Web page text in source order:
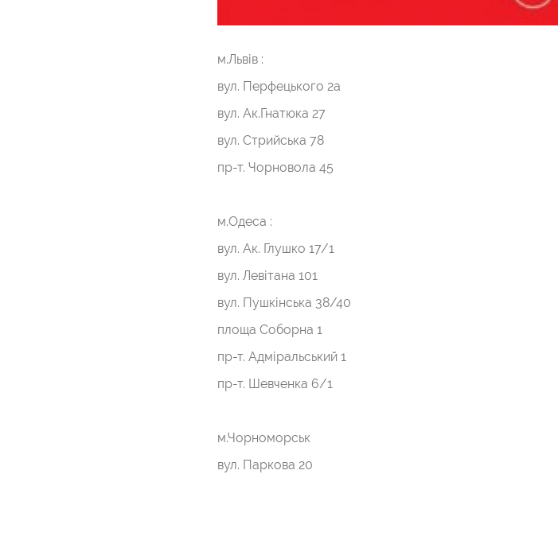
м.Львів :
вул. Перфецького 2а
вул. Ак.Гнатюка 27
вул. Стрийська 78
пр-т. Чорновола 45
м.Одеса :
вул. Ак. Глушко 17/1
вул. Левітана 101
вул. Пушкінська 38/40
площа Соборна 1
пр-т. Адміральський 1
пр-т. Шевченка 6/1
м.Чорноморськ
вул. Паркова 20